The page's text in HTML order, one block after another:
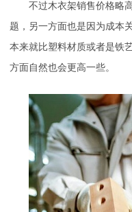
不过木衣架销售价格略
题，另一方面也是因为成本
本来就比塑料材质或者是铁
方面自然也会更高一些。